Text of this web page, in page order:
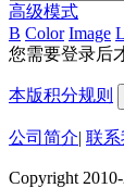
高级模式
B Color Image
您需要登录后
本版积分规则
公司简介| 联系
Copyright